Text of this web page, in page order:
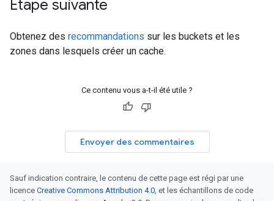
Étape suivante
Obtenez des recommandations sur les buckets et les
zones dans lesquels créer un cache.
Ce contenu vous a-t-il été utile ?
Envoyer des commentaires
Sauf indication contraire, le contenu de cette page est régi par une
licence Creative Commons Attribution 4.0, et les échantillons de code